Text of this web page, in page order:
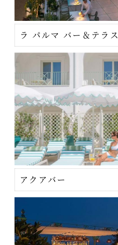
ラ パルマ バー＆テラス
アクアバー